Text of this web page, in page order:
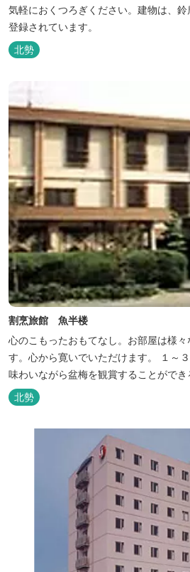
気軽におくつろぎください。建物は、
登録されています。
北勢
割烹旅館 魚半楼
心のこもったおもてなし。お部屋は様
す。心から寛いでいただけます。 １～
味わいながら盆梅を観賞することがで
も人気です。
北勢